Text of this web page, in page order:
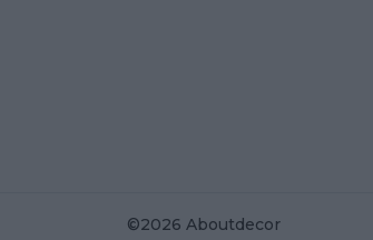
©2026 Aboutdecor